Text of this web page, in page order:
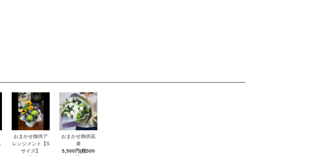
おまかせ御供ア
レンジメント【S
サイズ】
おまかせ御供花
束
5,500円(税500